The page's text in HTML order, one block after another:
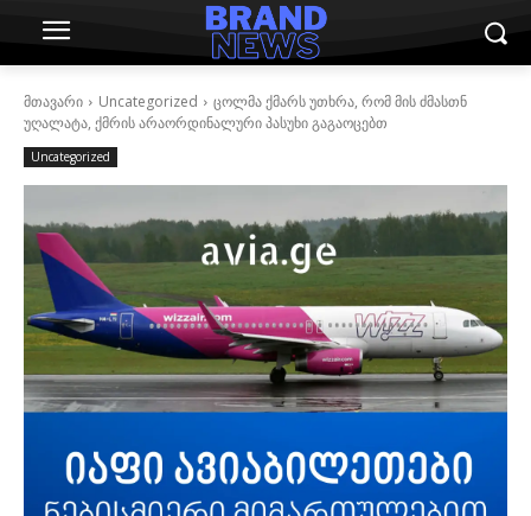
მთავარი Uncategorized
ცოლმა ქმარს უთხრა, რომ მის ძმასთნ
უღალატა, ქმრის არაორდინალური პასუხი გაგაოცებთ
Uncategorized